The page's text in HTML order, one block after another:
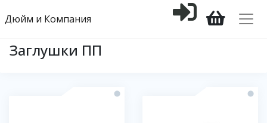
Дюйм и Компания
Заглушки ПП